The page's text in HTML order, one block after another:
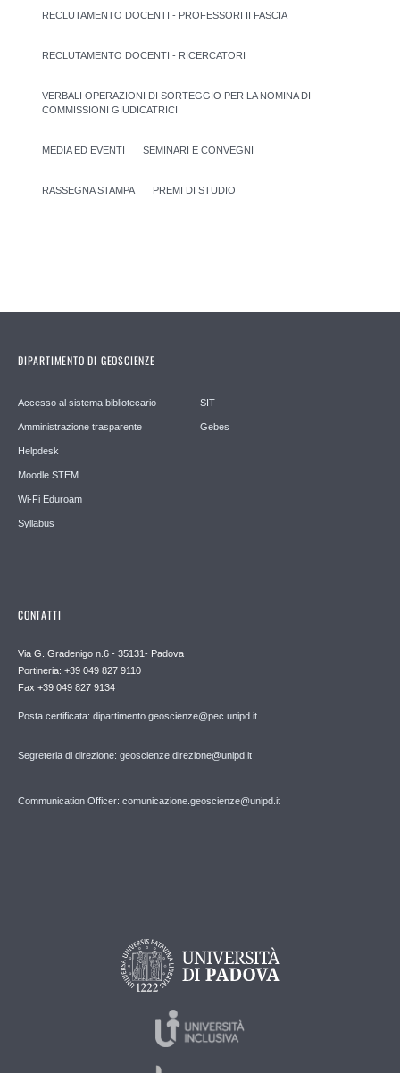
RECLUTAMENTO DOCENTI - PROFESSORI II FASCIA
RECLUTAMENTO DOCENTI - RICERCATORI
VERBALI OPERAZIONI DI SORTEGGIO PER LA NOMINA DI
COMMISSIONI GIUDICATRICI
MEDIA ED EVENTI SEMINARI E CONVEGNI
RASSEGNA STAMPA PREMI DI STUDIO
DIPARTIMENTO DI GEOSCIENZE
Accesso al sistema bibliotecario
Amministrazione trasparente
Helpdesk
Moodle STEM
Wi-Fi Eduroam
Syllabus
SIT
Gebes
CONTATTI
Via G. Gradenigo n.6 - 35131- Padova
Portineria: +39 049 827 9110
Fax +39 049 827 9134
Posta certificata: dipartimento.geoscienze@pec.unipd.it
Segreteria di direzione: geoscienze.direzione@unipd.it
Communication Officer: comunicazione.geoscienze@unipd.it